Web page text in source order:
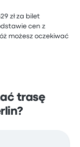
zł za bilet
cen z
możesz oczekiwać
trasę